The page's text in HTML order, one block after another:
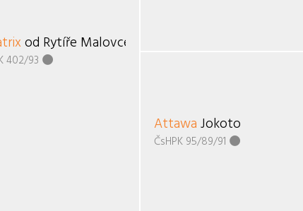
od Rytíře Malovce
402/93
Attawa Jokoto
ČsHPK 95/89/91